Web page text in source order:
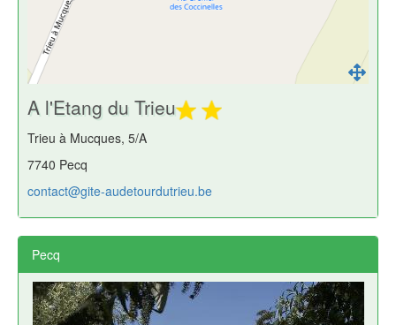
A l'Etang du Trieu
Trieu à Mucques, 5/A
7740 Pecq
contact@gite-audetourdutrieu.be
Pecq